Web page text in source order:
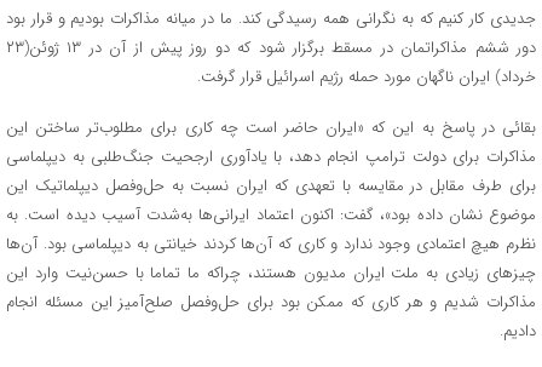
جدیدی کار کنیم که به نگرانی همه رسیدگی کند. ما در میانه مذاکرات بودیم و قرار بود
دور ششم مذاکراتمان در مسقط برگزار شود که دو روز پیش از آن در ۱۳ ژوئن(۲۳
خرداد) ایران ناگهان مورد حمله رژیم اسرائیل قرار گرفت.
بقائی در پاسخ به این که «ایران حاضر است چه کاری برای مطلوب‌تر ساختن این
مذاکرات برای دولت ترامپ انجام دهد، با یادآوری ارجحیت جنگ‌طلبی به دیپلماسی
برای طرف مقابل در مقایسه با تعهدی که ایران نسبت به حل‌وفصل دیپلماتیک این
موضوع نشان داده بود»، گفت: اکنون اعتماد ایرانی‌ها به‌شدت آسیب دیده است. به
نظرم هیچ اعتمادی وجود ندارد و کاری که آن‌ها کردند خیانتی به دیپلماسی بود. آن‌ها
چیزهای زیادی به ملت ایران مدیون هستند، چراکه ما تماما با حسن‌نیت وارد این
مذاکرات شدیم و هر کاری که ممکن بود برای حل‌وفصل صلح‌آمیز این مسئله انجام
دادیم.